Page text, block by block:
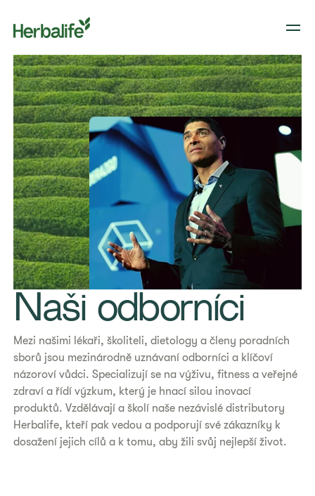
Naši odborníci
Mezi našimi lékaři, školiteli, dietology a členy poradních
sborů jsou mezinárodně uznávaní odborníci a klíčoví
názoroví vůdci. Specializují se na výživu, fitness a veřejné
zdraví a řídí výzkum, který je hnací silou inovací
produktů. Vzdělávají a školí naše nezávislé distributory
Herbalife, kteří pak vedou a podporují své zákazníky k
dosažení jejich cílů a k tomu, aby žili svůj nejlepší život.